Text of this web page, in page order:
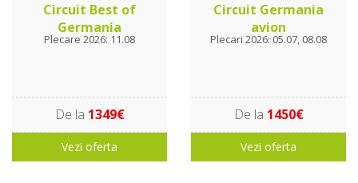
Circuit Best of
Germania
Plecare 2026: 11.08
De la 1349€
Vezi oferta
Circuit Germania
avion
Plecari 2026: 05.07, 08.08
De la 1450€
Vezi oferta